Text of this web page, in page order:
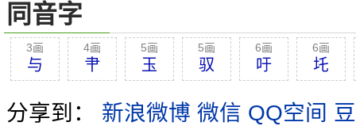
同音字
3画
与
4画
肀
5画
玉
5画
驭
6画
吁
6画
圫
分享到： 新浪微博 微信 QQ空间